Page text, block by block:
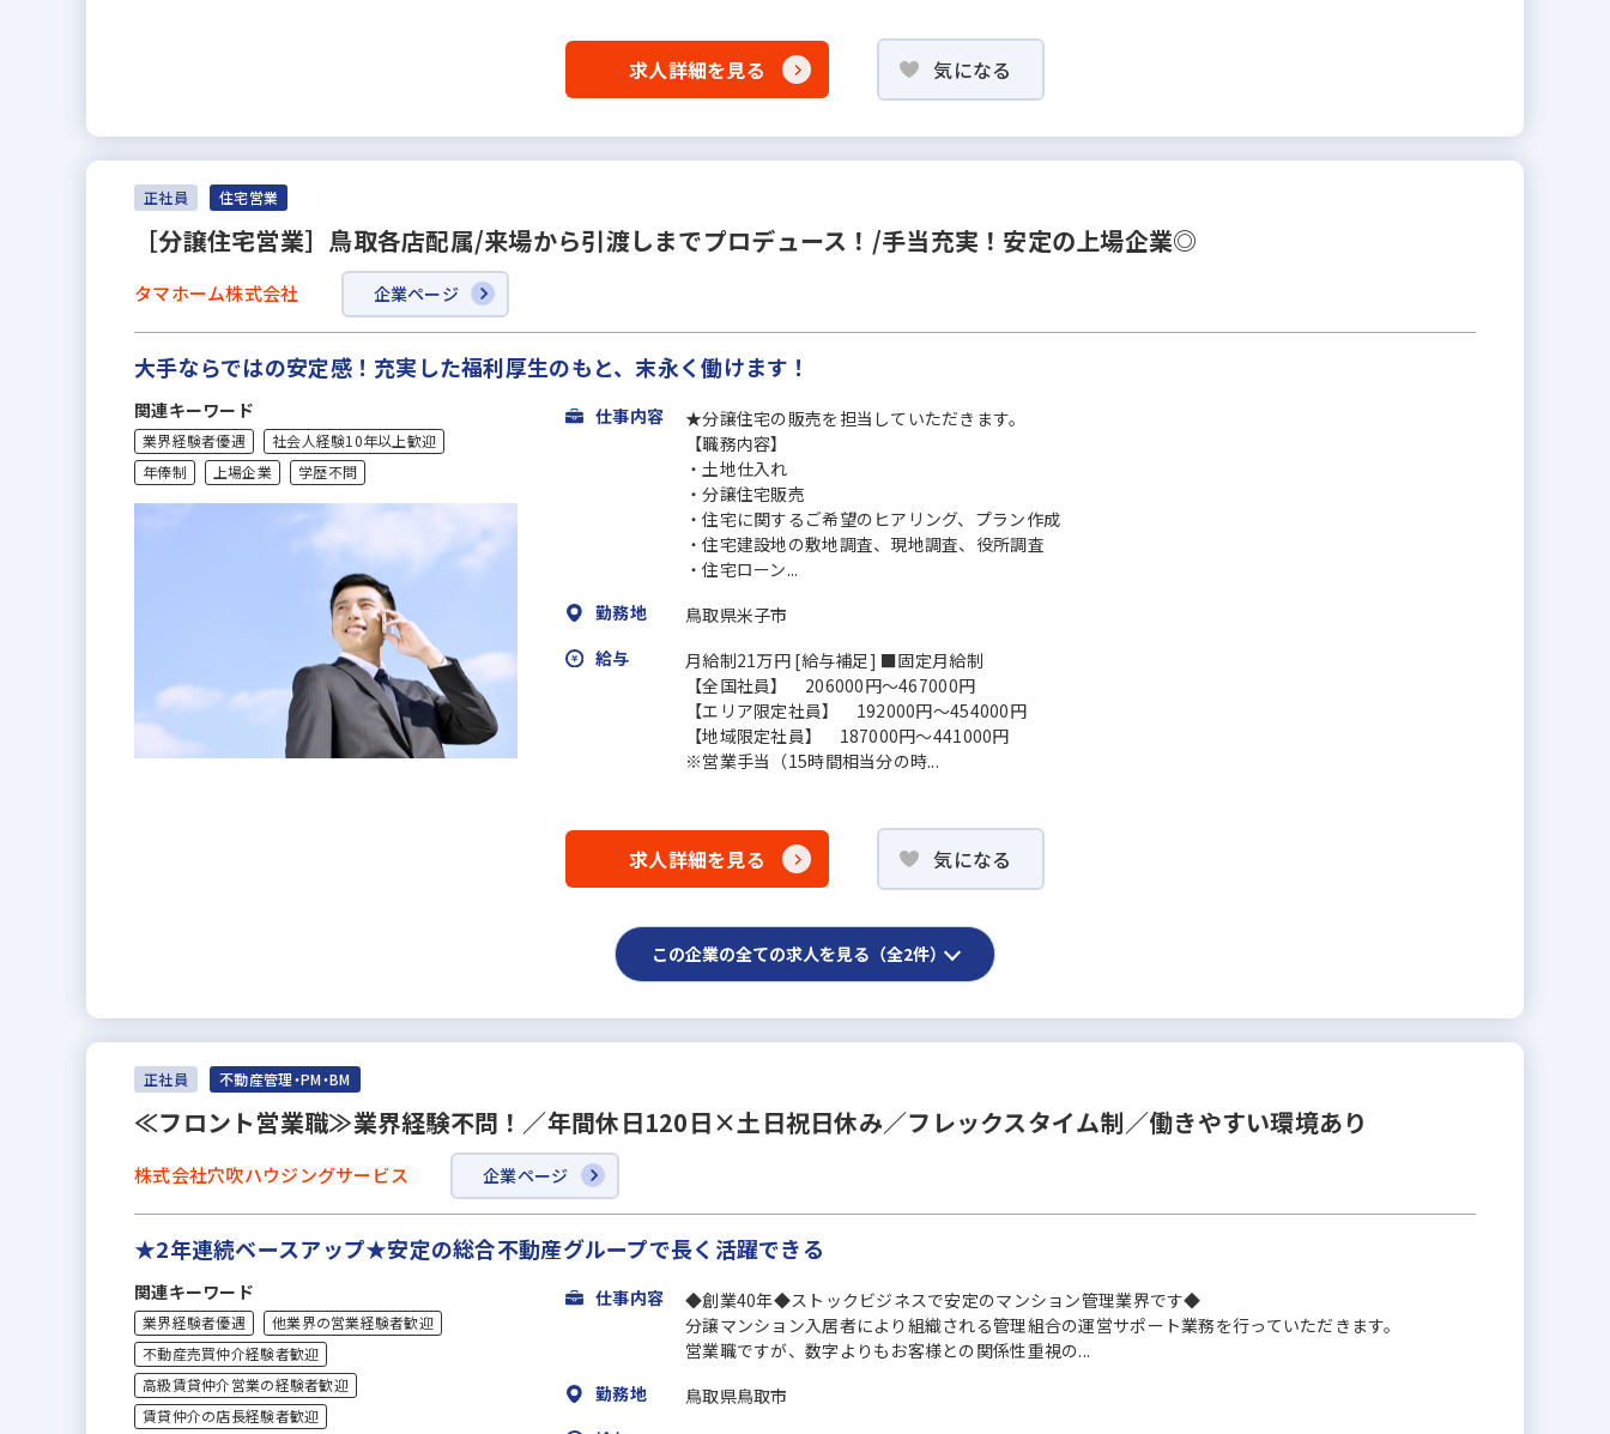
求人詳細を見る 気になる
正社員 住宅営業
［分譲住宅営業］鳥取各店配属/来場から引渡しまでプロデュース！/手当充実！安定の上場企業◎
タマホーム株式会社 企業ページ
大手ならではの安定感！充実した福利厚生のもと、末永く働けます！
関連キーワード
業界経験者優遇
社会人経験10年以上歓迎
年俸制
上場企業 学歴不問
仕事内容
★分譲住宅の販売を担当していただきます。
【職務内容】
・土地仕入れ
・分譲住宅販売
・住宅に関するご希望のヒアリング、プラン作成
・住宅建設地の敷地調査、現地調査、役所調査
・住宅ローン...
勤務地
鳥取県米子市
給与
月給制21万円 [給与補足] ■固定月給制
【全国社員】 206000円～467000円
【エリア限定社員】 192000円～454000円
【地域限定社員】 187000円～441000円
※営業手当（15時間相当分の時...
求人詳細を見る 気になる
この企業の全ての求人を見る（全2件）
正社員 不動産管理・PM・BM
≪フロント営業職≫業界経験不問！／年間休日120日×土日祝日休み／フレックスタイム制／働きやすい環境あり
株式会社穴吹ハウジングサービス 企業ページ
★2年連続ベースアップ★安定の総合不動産グループで長く活躍できる
関連キーワード
業界経験者優遇
他業界の営業経験者歓迎
不動産売買仲介経験者歓迎
高級賃貸仲介営業の経験者歓迎
賃貸仲介の店長経験者歓迎
仕事内容
◆創業40年◆ストックビジネスで安定のマンション管理業界です◆
分譲マンション入居者により組織される管理組合の運営サポート業務を行っていただきます。
営業職ですが、数字よりもお客様との関係性重視の...
勤務地
鳥取県鳥取市